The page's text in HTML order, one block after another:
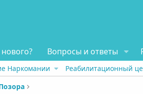
Вопросы и ответы
Наркомании Реабилитационный